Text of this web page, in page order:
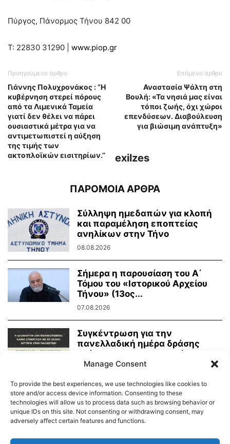
Πύργος, Πάνορμος Τήνου 842 00
Τ: 22830 31290 | www.piop.gr
Προηγούμενο άρθρο
Γιάννης Πολυχρονάκος : “Η
κυβέρνηση στερεί πόρους
από τα Λιμενικά Ταμεία
γιατί δεν θέλει να πάρει
ουσιαστικά μέτρα για να
αντιμετωπιστεί η αύξηση
της τιμής των
ακτοπλοϊκών εισιτηρίων.’’
Επόμενο άρθρο
Αναστασία Ψάλτη στη
Βουλή: «Τα νησιά μας είναι
τόποι ζωής, όχι χώροι
επενδύσεων. Διαβούλευση
για βιώσιμη ανάπτυξη»
exilzes
ΠΑΡΟΜΟΙΑ ΑΡΘΡΑ
Σύλληψη ημεδαπών για κλοπή
και παραμέληση εποπτείας
ανηλίκων στην Τήνο
08.08.2026
Σήμερα η παρουσίαση του Α΄
Τόμου του «Ιστορικού Αρχείου
Τήνου» (13ος...
07.08.2026
Συγκέντρωση για την
πανελλαδική ημέρα δράσης
ενάντια στην γενοκτονία στην
Παλαιστίνη
Manage Consent
To provide the best experiences, we use technologies like cookies to
store and/or access device information. Consenting to these
technologies will allow us to process data such as browsing behavior or
unique IDs on this site. Not consenting or withdrawing consent, may
adversely affect certain features and functions.